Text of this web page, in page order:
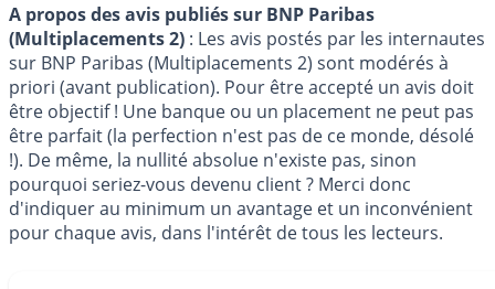
A propos des avis publiés sur BNP Paribas
(Multiplacements 2) : Les avis postés par les internautes
sur BNP Paribas (Multiplacements 2) sont modérés à
priori (avant publication). Pour être accepté un avis doit
être objectif ! Une banque ou un placement ne peut pas
être parfait (la perfection n'est pas de ce monde, désolé
!). De même, la nullité absolue n'existe pas, sinon
pourquoi seriez-vous devenu client ? Merci donc
d'indiquer au minimum un avantage et un inconvénient
pour chaque avis, dans l'intérêt de tous les lecteurs.